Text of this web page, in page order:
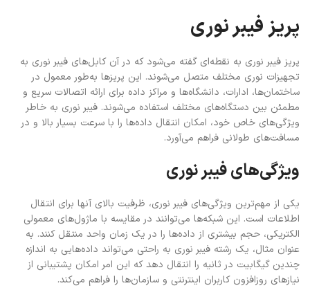
پریز فیبر نوری
پریز فیبر نوری به نقطه‌ای گفته می‌شود که در آن کابل‌های فیبر نوری به
تجهیزات نوری مختلف متصل می‌شوند. این پریزها به‌طور معمول در
ساختمان‌ها، ادارات، دانشگاه‌ها و مراکز داده برای ارائه اتصالات سریع و
مطمئن بین دستگاه‌های مختلف استفاده می‌شوند. فیبر نوری به خاطر
ویژگی‌های خاص خود، امکان انتقال داده‌ها را با سرعت بسیار بالا و در
مسافت‌های طولانی فراهم می‌آورد.
ویژگی‌های فیبر نوری
یکی از مهم‌ترین ویژگی‌های فیبر نوری، ظرفیت بالای آنها برای انتقال
اطلاعات است. این شبکه‌ها می‌توانند در مقایسه با ماژول‌های معمولی
الکتریکی، حجم بیشتری از داده‌ها را در یک زمان واحد منتقل کنند. به
عنوان مثال، یک رشته فیبر نوری به راحتی می‌تواند داده‌هایی به اندازه
چندین گیگابیت در ثانیه را انتقال دهد که این امر امکان پشتیبانی از
نیازهای روزافزون کاربران اینترنتی و سازمان‌ها را فراهم می‌کند.